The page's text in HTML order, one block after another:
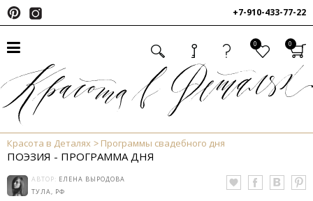
+7-910-433-77-22
0 0
Красота в Деталях Программы свадебного дня
ПОЭЗИЯ - ПРОГРАММА ДНЯ
АВТОР: ЕЛЕНА ВЫРОДОВА
ТУЛА, РФ